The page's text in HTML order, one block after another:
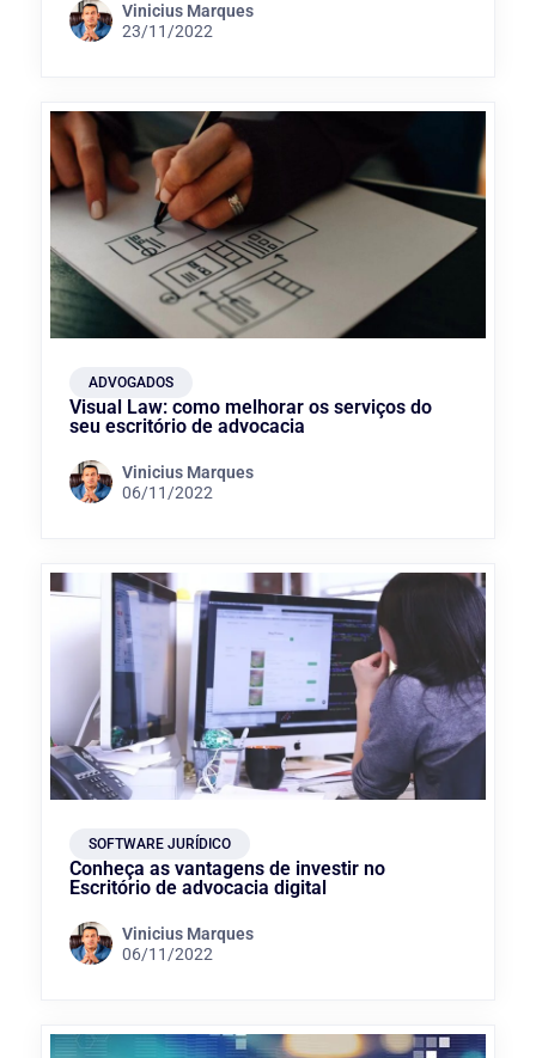
Vinicius Marques
23/11/2022
ADVOGADOS
Visual Law: como melhorar os serviços do
seu escritório de advocacia
Vinicius Marques
06/11/2022
SOFTWARE JURÍDICO
Conheça as vantagens de investir no
Escritório de advocacia digital
Vinicius Marques
06/11/2022